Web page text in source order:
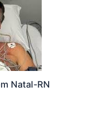
Natal-RN